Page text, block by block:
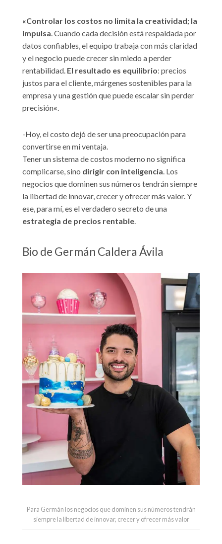
«Controlar los costos no limita la creatividad; la
impulsa. Cuando cada decisión está respaldada por
datos confiables, el equipo trabaja con más claridad
y el negocio puede crecer sin miedo a perder
rentabilidad. El resultado es equilibrio: precios
justos para el cliente, márgenes sostenibles para la
empresa y una gestión que puede escalar sin perder
precisión«.
-Hoy, el costo dejó de ser una preocupación para
convertirse en mi ventaja.
Tener un sistema de costos moderno no significa
complicarse, sino dirigir con inteligencia. Los
negocios que dominen sus números tendrán siempre
la libertad de innovar, crecer y ofrecer más valor. Y
ese, para mí, es el verdadero secreto de una
estrategia de precios rentable.
Bio de Germán Caldera Ávila
Para Germán los negocios que dominen sus números tendrán
siempre la libertad de innovar, crecer y ofrecer más valor